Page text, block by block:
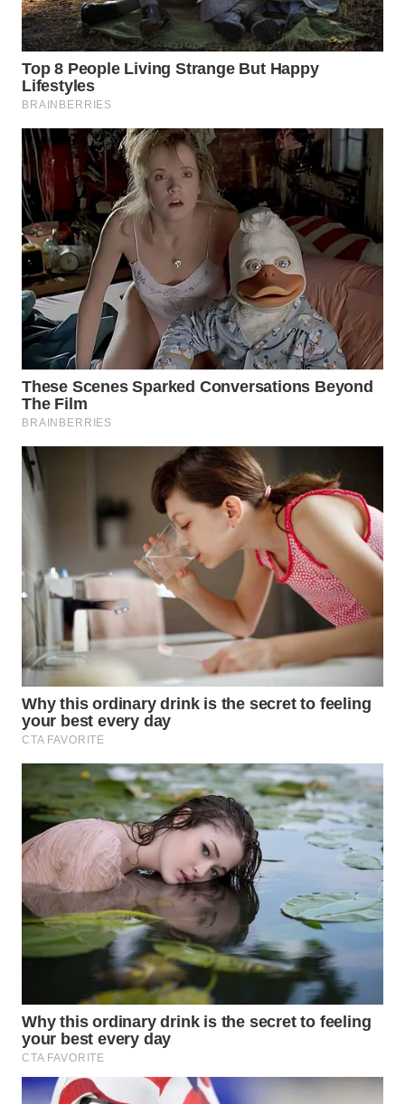
WN
WN
LANGKAT
WN
TAPANULI
SELATAN
WN
TANJUNG
LESUNG
WN
KARO
WN
SIMALUNGUN
LABUHANBATU
TAPANULI
TENGAH
WN DELI
SERDANG
WN
TEBING
TINGGI
WN
PAKPAK
WN
KARAWANG
WN
BEKASI
BOGOR
WN